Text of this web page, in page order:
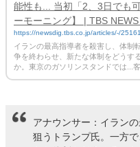
能性も... 当初「2、3日でも
ーモーニング】 | TBS
https://newsdig.tbs.co.jp/articles/-/
イランの最高指導者を殺害し、体制
争を終わらせ、新たな体制をどうす
か。東京のガソリンスタンドでは...
アナウンサー：イラン
狙うトランプ氏。一方